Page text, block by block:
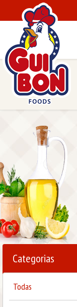
Categorias
Todas